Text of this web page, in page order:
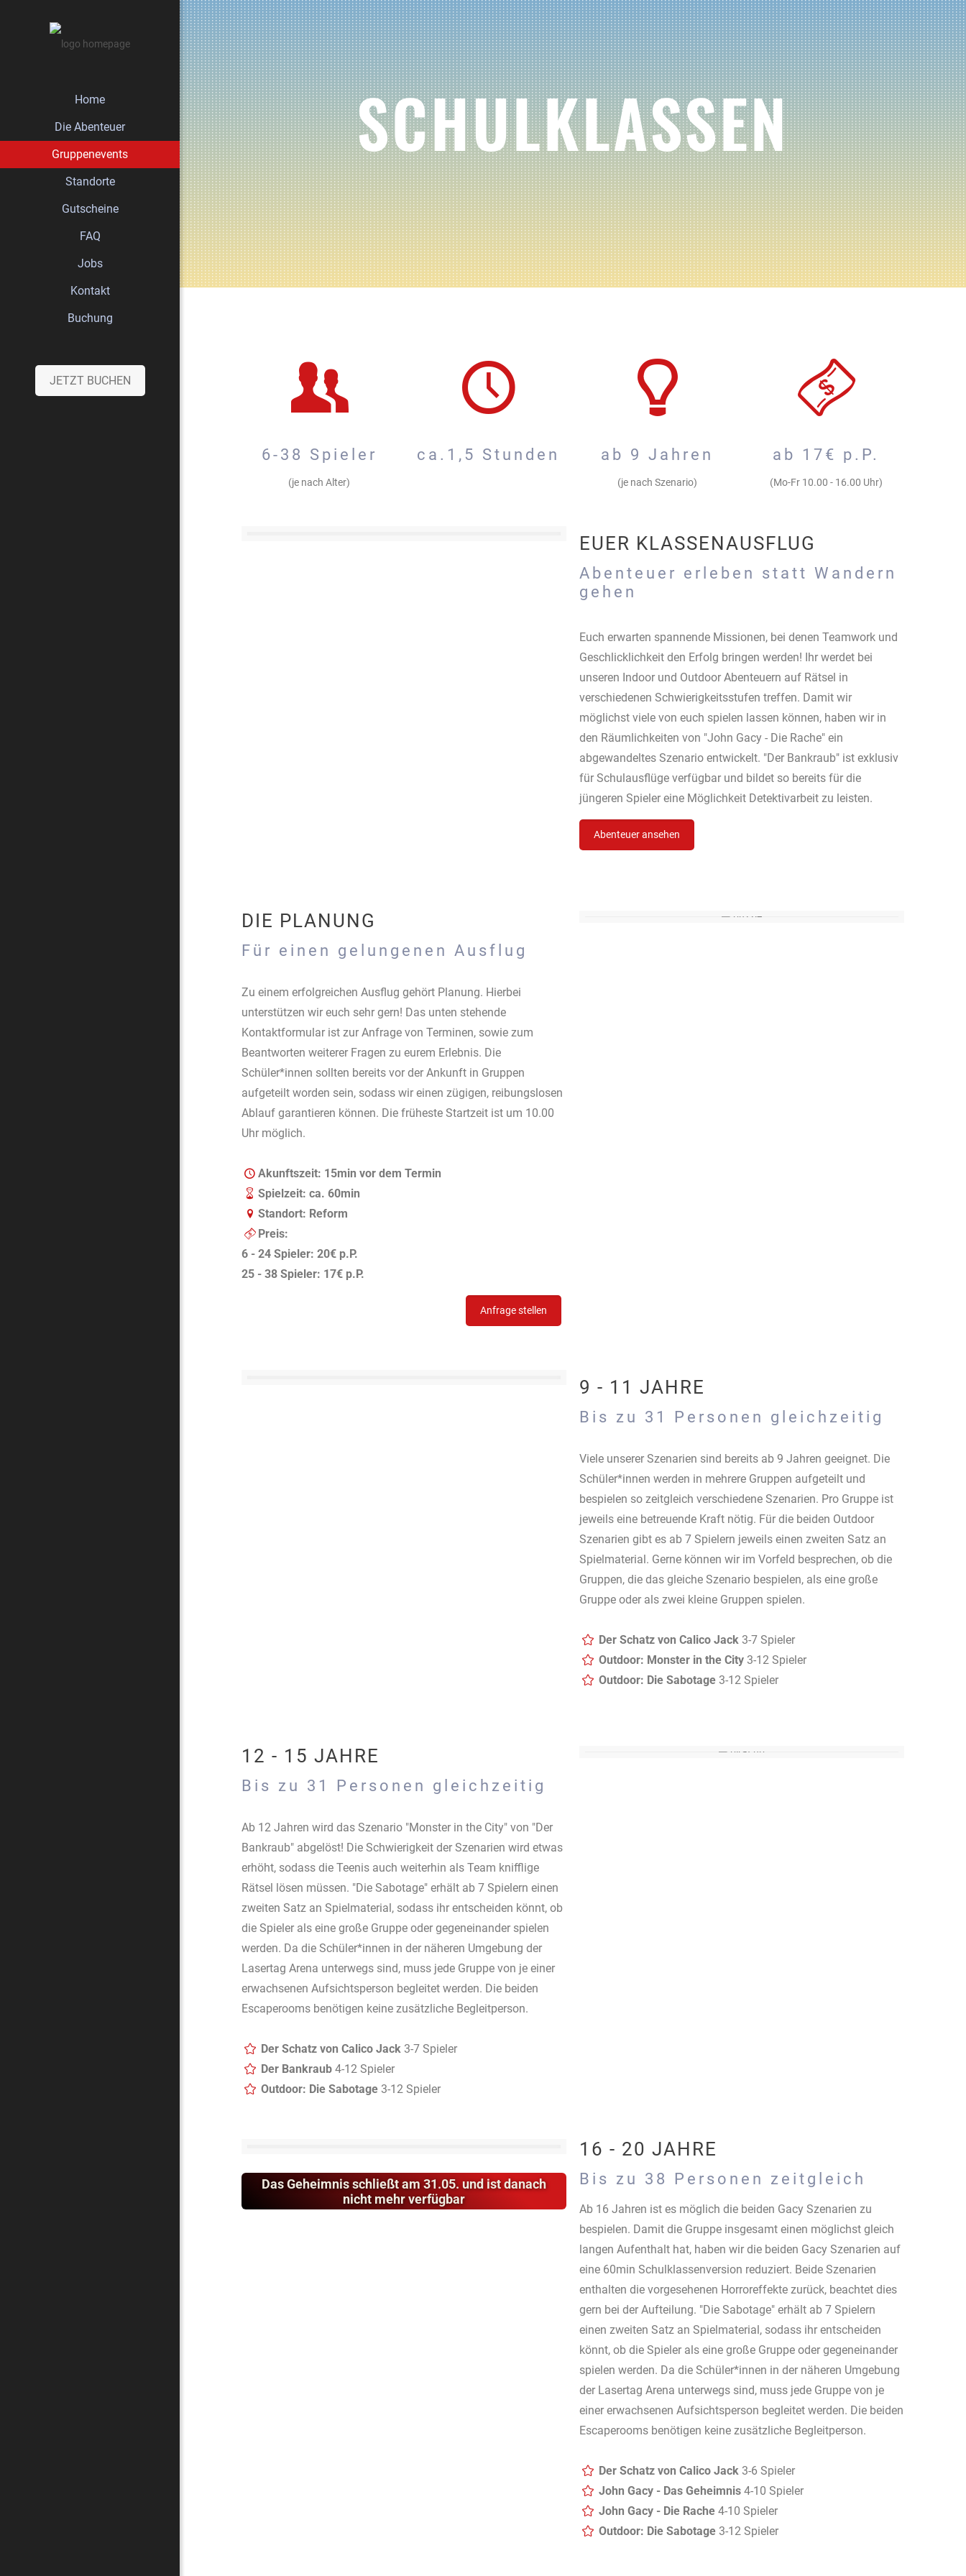
Home
Die Abenteuer
Gruppenevents
Standorte
Gutscheine
FAQ
Jobs
Kontakt
Buchung
JETZT BUCHEN
SCHULKLASSEN
6-38 Spieler
(je nach Alter)
ca.1,5 Stunden ab 9 Jahren
(je nach Szenario)
ab 17€ p.P.
(Mo-Fr 10.00 - 16.00 Uhr)
EUER KLASSENAUSFLUG
Abenteuer erleben statt Wandern
gehen
Euch erwarten spannende Missionen, bei denen Teamwork und
Geschlicklichkeit den Erfolg bringen werden! Ihr werdet bei
unseren Indoor und Outdoor Abenteuern auf Rätsel in
verschiedenen Schwierigkeitsstufen treffen. Damit wir
möglichst viele von euch spielen lassen können, haben wir in
den Räumlichkeiten von "John Gacy - Die Rache" ein
abgewandeltes Szenario entwickelt. "Der Bankraub" ist exklusiv
für Schulausflüge verfügbar und bildet so bereits für die
jüngeren Spieler eine Möglichkeit Detektivarbeit zu leisten.
Abenteuer ansehen
DIE PLANUNG
Für einen gelungenen Ausflug
Zu einem erfolgreichen Ausflug gehört Planung. Hierbei
unterstützen wir euch sehr gern! Das unten stehende
Kontaktformular ist zur Anfrage von Terminen, sowie zum
Beantworten weiterer Fragen zu eurem Erlebnis. Die
Schüler*innen sollten bereits vor der Ankunft in Gruppen
aufgeteilt worden sein, sodass wir einen zügigen, reibungslosen
Ablauf garantieren können. Die früheste Startzeit ist um 10.00
Uhr möglich.
Akunftszeit: 15min vor dem Termin
Spielzeit: ca. 60min
Standort: Reform
Preis:
6 - 24 Spieler: 20€ p.P.
25 - 38 Spieler: 17€ p.P.
Anfrage stellen
9 - 11 JAHRE
Bis zu 31 Personen gleichzeitig
Viele unserer Szenarien sind bereits ab 9 Jahren geeignet. Die
Schüler*innen werden in mehrere Gruppen aufgeteilt und
bespielen so zeitgleich verschiedene Szenarien. Pro Gruppe ist
jeweils eine betreuende Kraft nötig. Für die beiden Outdoor
Szenarien gibt es ab 7 Spielern jeweils einen zweiten Satz an
Spielmaterial. Gerne können wir im Vorfeld besprechen, ob die
Gruppen, die das gleiche Szenario bespielen, als eine große
Gruppe oder als zwei kleine Gruppen spielen.
Der Schatz von Calico Jack 3-7 Spieler
Outdoor: Monster in the City 3-12 Spieler
Outdoor: Die Sabotage3-12 Spieler
12 - 15 JAHRE
Bis zu 31 Personen gleichzeitig
Ab 12 Jahren wird das Szenario "Monster in the City" von "Der
Bankraub" abgelöst! Die Schwierigkeit der Szenarien wird etwas
erhöht, sodass die Teenis auch weiterhin als Team knifflige
Rätsel lösen müssen. "Die Sabotage" erhält ab 7 Spielern einen
zweiten Satz an Spielmaterial, sodass ihr entscheiden könnt, ob
die Spieler als eine große Gruppe oder gegeneinander spielen
werden. Da die Schüler*innen in der näheren Umgebung der
Lasertag Arena unterwegs sind, muss jede Gruppe von je einer
erwachsenen Aufsichtsperson begleitet werden. Die beiden
Escaperooms benötigen keine zusätzliche Begleitperson.
Der Schatz von Calico Jack 3-7 Spieler
Der Bankraub 4-12 Spieler
Outdoor: Die Sabotage 3-12 Spieler
Das Geheimnis schließt am 31.05. und ist danach
nicht mehr verfügbar
16 - 20 JAHRE
Bis zu 38 Personen zeitgleich
Ab 16 Jahren ist es möglich die beiden Gacy Szenarien zu
bespielen. Damit die Gruppe insgesamt einen möglichst gleich
langen Aufenthalt hat, haben wir die beiden Gacy Szenarien auf
eine 60min Schulklassenversion reduziert. Beide Szenarien
enthalten die vorgesehenen Horroreffekte zurück, beachtet dies
gern bei der Aufteilung. "Die Sabotage" erhält ab 7 Spielern
einen zweiten Satz an Spielmaterial, sodass ihr entscheiden
könnt, ob die Spieler als eine große Gruppe oder gegeneinander
spielen werden. Da die Schüler*innen in der näheren Umgebung
der Lasertag Arena unterwegs sind, muss jede Gruppe von je
einer erwachsenen Aufsichtsperson begleitet werden. Die beiden
Escaperooms benötigen keine zusätzliche Begleitperson.
Der Schatz von Calico Jack 3-6 Spieler
John Gacy - Das Geheimnis4-10 Spieler
John Gacy - Die Rache 4-10 Spieler
Outdoor: Die Sabotage 3-12 Spieler